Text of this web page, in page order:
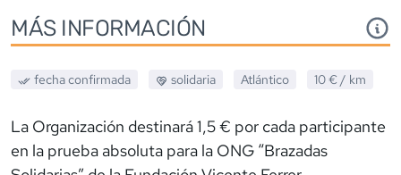
MÁS INFORMACIÓN
fecha confirmada solidaria Atlántico 10 € / km
La Organización destinará 1,5 € por cada participante
en la prueba absoluta para la ONG “Brazadas